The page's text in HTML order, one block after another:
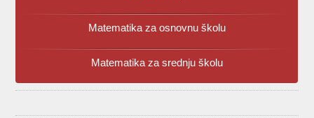
Matematika za osnovnu školu
Matematika za srednju školu